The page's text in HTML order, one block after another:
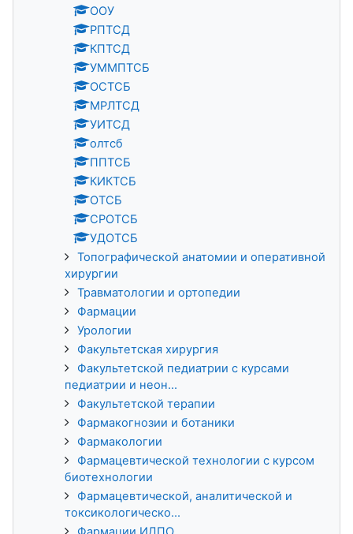
ООУ
РПТСД
КПТСД
УММПТСБ
ОСТСБ
МРЛТСД
УИТСД
олтсб
ППТСБ
КИКТСБ
ОТСБ
СРОТСБ
УДОТСБ
Топографической анатомии и оперативной
хирургии
Травматологии и ортопедии
Фармации
Урологии
Факультетская хирургия
Факультетской педиатрии с курсами
педиатрии и неон...
Факультетской терапии
Фармакогнозии и ботаники
Фармакологии
Фармацевтической технологии с курсом
биотехнологии
Фармацевтической, аналитической и
токсикологическо...